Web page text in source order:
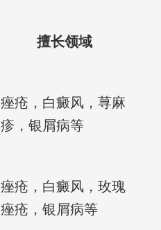
擅长领域
痤疮，白癜风，荨麻
疹，银屑病等
痤疮，白癜风，玫瑰
痤疮，银屑病等